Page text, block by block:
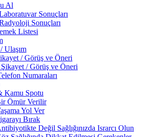
Al
Sonuçları
Sonuçları
Listesi
Ulaşım
/ Görüş ve Öneri
Şikayet / Görüş ve Öneri
Numaraları
Kamu Spotu
Ömür Verilir
Yol Ver
Bırak
Değil Sağlığınızda Israrcı Olun